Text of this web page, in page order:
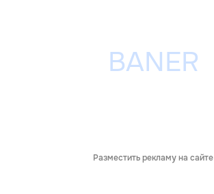
Разместить рекламу на сайте